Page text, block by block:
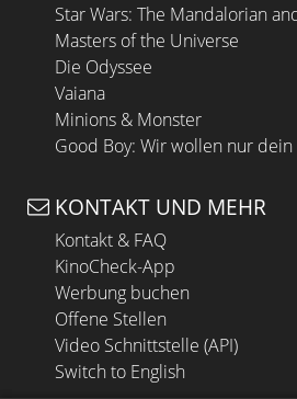
Star Wars: The Mandalorian
Masters of the Universe
Die Odyssee
Vaiana
Minions & Monster
Good Boy: Wir wollen nur dein
KONTAKT UND MEHR
Kontakt & FAQ
KinoCheck-App
Werbung buchen
Offene Stellen
Video Schnittstelle (API)
Switch to English